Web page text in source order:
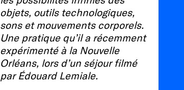
objets, outils technologiques,
sons et mouvements corporels.
Une pratique qu’il a récemment
expérimenté à la Nouvelle
Orléans, lors d’un séjour filmé
par Édouard Lemiale.